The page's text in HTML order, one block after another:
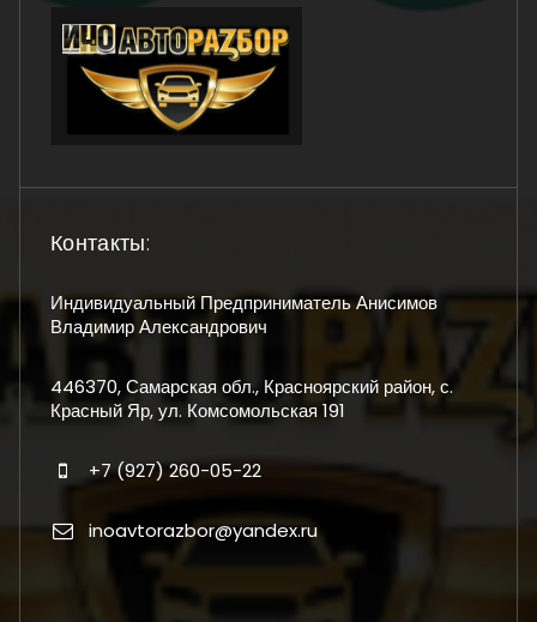
Контакты:
Индивидуальный Предприниматель Анисимов
Владимир Александрович
446370, Самарская обл., Красноярский район, с.
Красный Яр, ул. Комсомольская 191
+7 (927) 260-05-22
inoavtorazbor@yandex.ru